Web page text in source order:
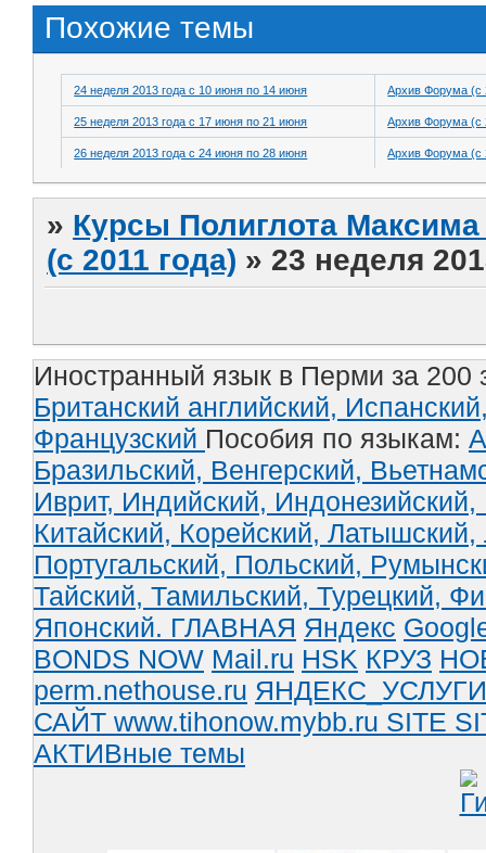
Похожие темы
24 неделя 2013 года с 10 июня по 14 июня Архив Форума (с
25 неделя 2013 года с 17 июня по 21 июня Архив Форума (с
26 неделя 2013 года с 24 июня по 28 июня Архив Форума (с
» Курсы Полиглота
(с 2011 года) » 23 неделя
Иностранный язык в Перми за 200
Британский английский,
Французский Пособия по языкам:
Бразильский, Венгерский,
Иврит, Индийский, Индонезийский,
Китайский, Корейский, Латышский,
Португальский, Польский,
Тайский, Тамильский, Турецкий,
Японский. ГЛАВНАЯ Яндекс
BONDS NOW Mail.ru HSK КРУЗ
perm.nethouse.ru ЯНДЕКС_УСЛУГИ
САЙТ www.tihonow.mybb.ru SITE
АКТИВные темы